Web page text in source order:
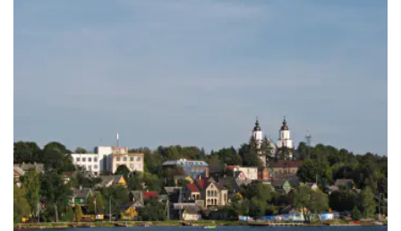
Mokesčių inspekcija ragina gyventojus būti
budrius, atkreipti dėmesį į laiško nelietuvišką
kalbą ir apie įtarimą sukėlusius laiškus pranešti
šalies Policijos komisariatams.